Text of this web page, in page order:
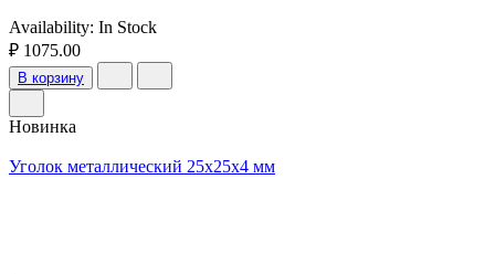
Availability: In Stock
₽ 1075.00
В корзину
Новинка
Уголок металлический 25x25x4 мм